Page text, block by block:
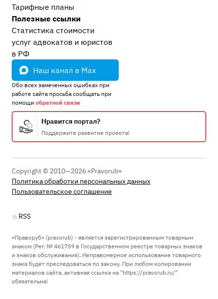
Тарифные планы
Полезные ссылки
Статистика стоимости
услуг адвокатов и юристов
в РФ
Наш канал в Max
Обо всех замеченных ошибках при
работе сайта просьба сообщать при
помощи обратной связи
Нравится портал?
Поддержите развитие проекта!
Copyright © 2010—2026 «Pravorub»
Политика обработки персональных данных
Пользовательское соглашение
RSS
«Праворуб» (pravorub) - является зарегистрированным товарным
знаком (Рег. № 461759 в Государственном реестре товарных знаков
и знаков обслуживания). Неправомерное использование товарного
знака будет преследоваться по закону. При любом копировании
материалов сайта, активная ссылка на "https://pravorub.ru/"
обязательна!